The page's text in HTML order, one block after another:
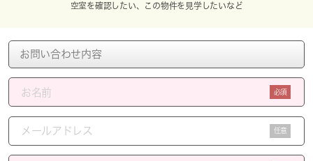
空室を確認したい、この物件を見学したいなど
必須
任意